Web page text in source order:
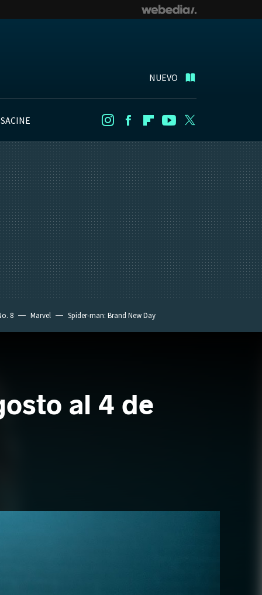
NUEVO
InstagramFacebookFlipboard
Youtube
8 Marvel Spider-man: Brand New Day
al 4 de